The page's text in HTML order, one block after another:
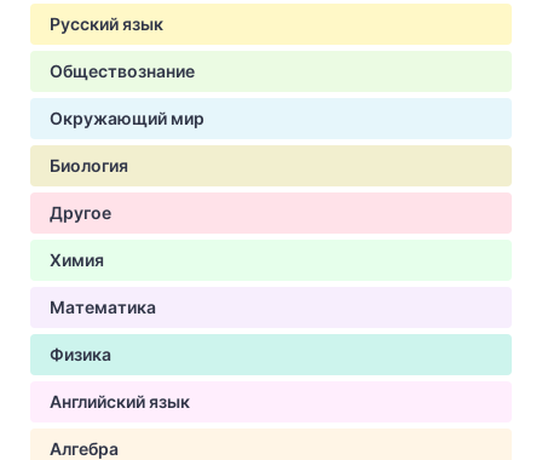
Русский язык
Обществознание
Окружающий мир
Биология
Другое
Химия
Математика
Физика
Английский язык
Алгебра